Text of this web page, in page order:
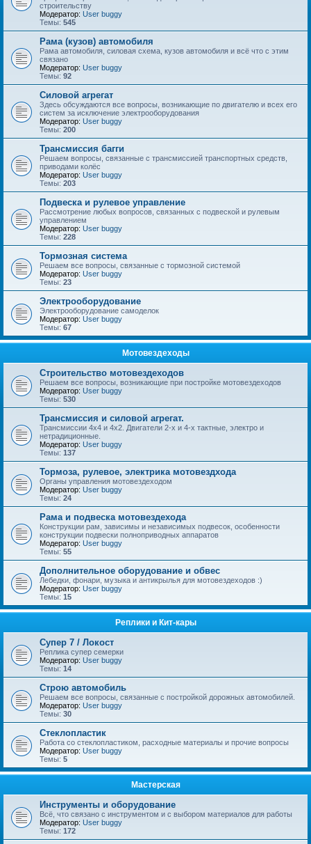
строительству
Модератор: User buggy
Темы: 545
Рама (кузов) автомобиля
Рама автомобиля, силовая схема, кузов автомобиля и всё что с этим
связано
Модератор: User buggy
Темы: 92
Силовой агрегат
Здесь обсуждаются все вопросы, возникающие по двигателю и всех его
систем за исключение электрооборудования
Модератор: User buggy
Темы: 200
Трансмиссия багги
Решаем вопросы, связанные с трансмиссией транспортных средств,
приводами колёс
Модератор: User buggy
Темы: 203
Подвеска и рулевое управление
Рассмотрение любых вопросов, связанных с подвеской и рулевым
управлением
Модератор: User buggy
Темы: 228
Тормозная система
Решаем все вопросы, связанные с тормозной системой
Модератор: User buggy
Темы: 23
Электрооборудование
Электрооборудование самоделок
Модератор: User buggy
Темы: 67
Мотовездеходы
Строительство мотовездеходов
Решаем все вопросы, возникающие при постройке мотовездеходов
Модератор: User buggy
Темы: 530
Трансмиссия и силовой агрегат.
Трансмиссии 4х4 и 4х2. Двигатели 2-х и 4-х тактные, электро и
нетрадиционные.
Модератор: User buggy
Темы: 137
Тормоза, рулевое, электрика мотовездхода
Органы управления мотовездеходом
Модератор: User buggy
Темы: 24
Рама и подвеска мотовездехода
Конструкции рам, зависимы и независимых подвесок, особенности
конструкции подвески полноприводных аппаратов
Модератор: User buggy
Темы: 55
Дополнительное оборудование и обвес
Лебедки, фонари, музыка и антикрылья для мотовездеходов :)
Модератор: User buggy
Темы: 15
Реплики и Кит-кары
Супер 7 / Локост
Реплика супер семерки
Модератор: User buggy
Темы: 14
Строю автомобиль
Решаем все вопросы, связанные с постройкой дорожных автомобилей.
Модератор: User buggy
Темы: 30
Стеклопластик
Работа со стеклопластиком, расходные материалы и прочие вопросы
Модератор: User buggy
Темы: 5
Мастерская
Инструменты и оборудование
Всё, что связано с инструментом и с выбором материалов для работы
Модератор: User buggy
Темы: 172